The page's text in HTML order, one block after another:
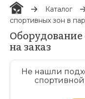
Каталог
спортивных зон в
Оборудование
на заказ
Не нашли
спортивной